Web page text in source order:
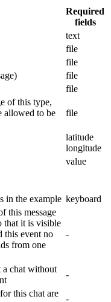
Required
fields
text
file
file
file
file
of this type,
allowed to be
file
latitude
longitude
value
in the example keyboard
this message
that it is visible
this event no
from one
-
a chat without
-
this chat are
-